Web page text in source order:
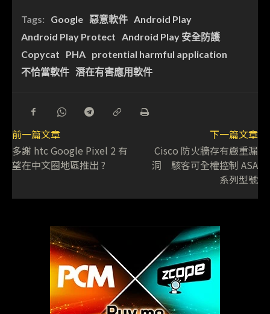
Tags: Google 惡意軟件 Android Play
Android Play Protect Android Play 安全防護
Copycat
PHA protential harmful application
不恰當軟件 潛在有害應用軟件
前一篇文章
多謝 htc Google Pixel 2 有
望在中文圈地區推出 ?
下一篇文章
Cisco 防火牆存有嚴重漏
洞 駭客可全權控制 ASA
系列型號